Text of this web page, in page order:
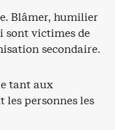
Blâmer, humilier
sont victimes de
secondaire.
tant aux
les personnes les